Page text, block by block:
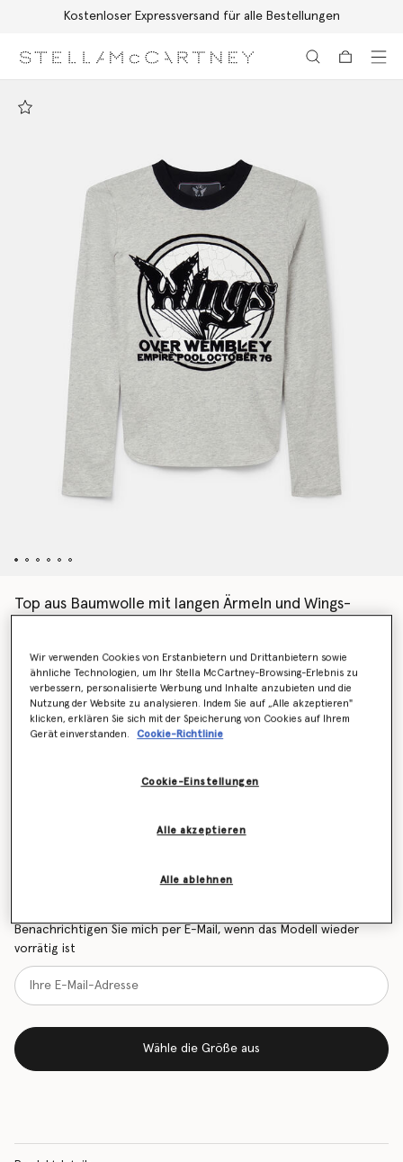
Kostenloser Expressversand für alle Bestellungen
Top aus Baumwolle mit langen Ärmeln und Wings-
Farbe Hellgrau meliert
Benachrichtigen Sie mich per E-Mail, wenn das Modell wieder
vorrätig ist
Wähle die Größe aus
Wir verwenden Cookies von Erstanbietern und Drittanbietern sowie
ähnliche Technologien, um Ihr Stella McCartney-Browsing-Erlebnis zu
verbessern, personalisierte Werbung und Inhalte anzubieten und die
Nutzung der Website zu analysieren. Indem Sie auf „Alle akzeptieren"
klicken, erklären Sie sich mit der Speicherung von Cookies auf Ihrem
Gerät einverstanden.
Cookie-Richtlinie
Cookie-Einstellungen
Alle ablehnen
Alle akzeptieren